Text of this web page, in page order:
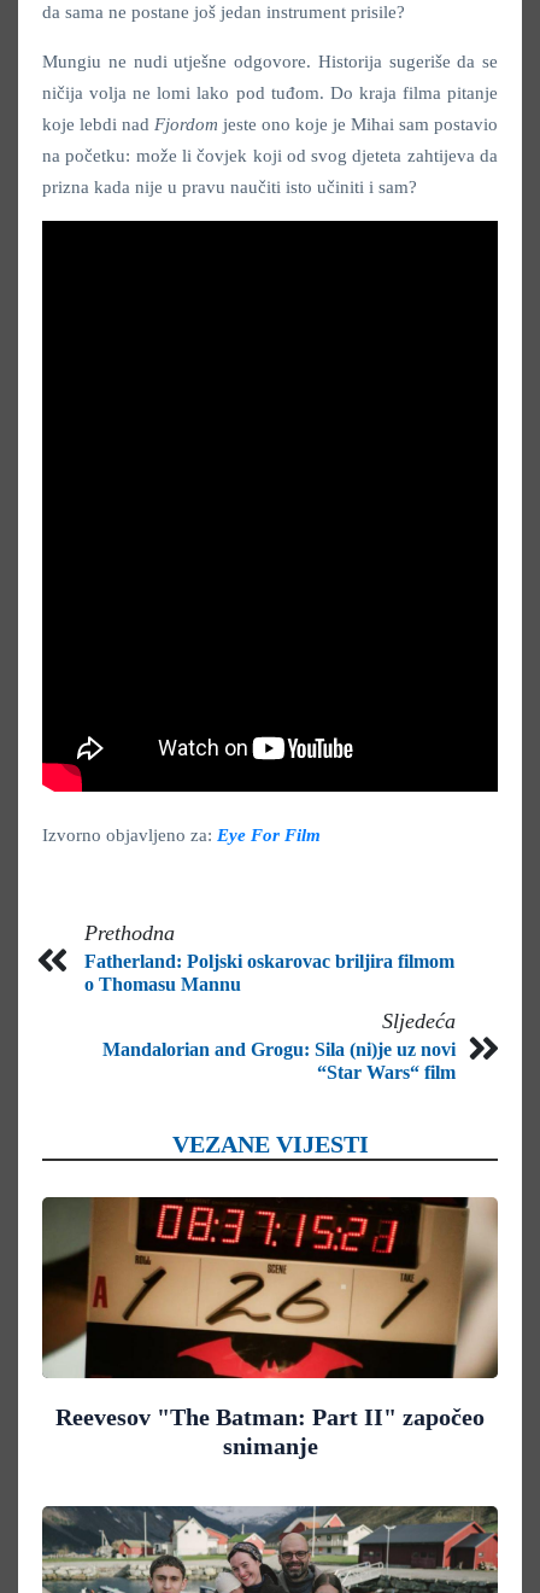
da sama ne postane još jedan instrument prisile?
Mungiu ne nudi utješne odgovore. Historija sugeriše da se
ničija volja ne lomi lako pod tuđom. Do kraja filma pitanje
koje lebdi nad Fjordom jeste ono koje je Mihai sam postavio
na početku: može li čovjek koji od svog djeteta zahtijeva da
prizna kada nije u pravu naučiti isto učiniti i sam?
Izvorno objavljeno za: Eye For Film
Prethodna
Fatherland: Poljski oskarovac briljira filmom
o Thomasu Mannu
Sljedeća
Mandalorian and Grogu: Sila (ni)je uz novi
“Star Wars“ film
VEZANE VIJESTI
Reevesov "The Batman: Part II" započeo
snimanje